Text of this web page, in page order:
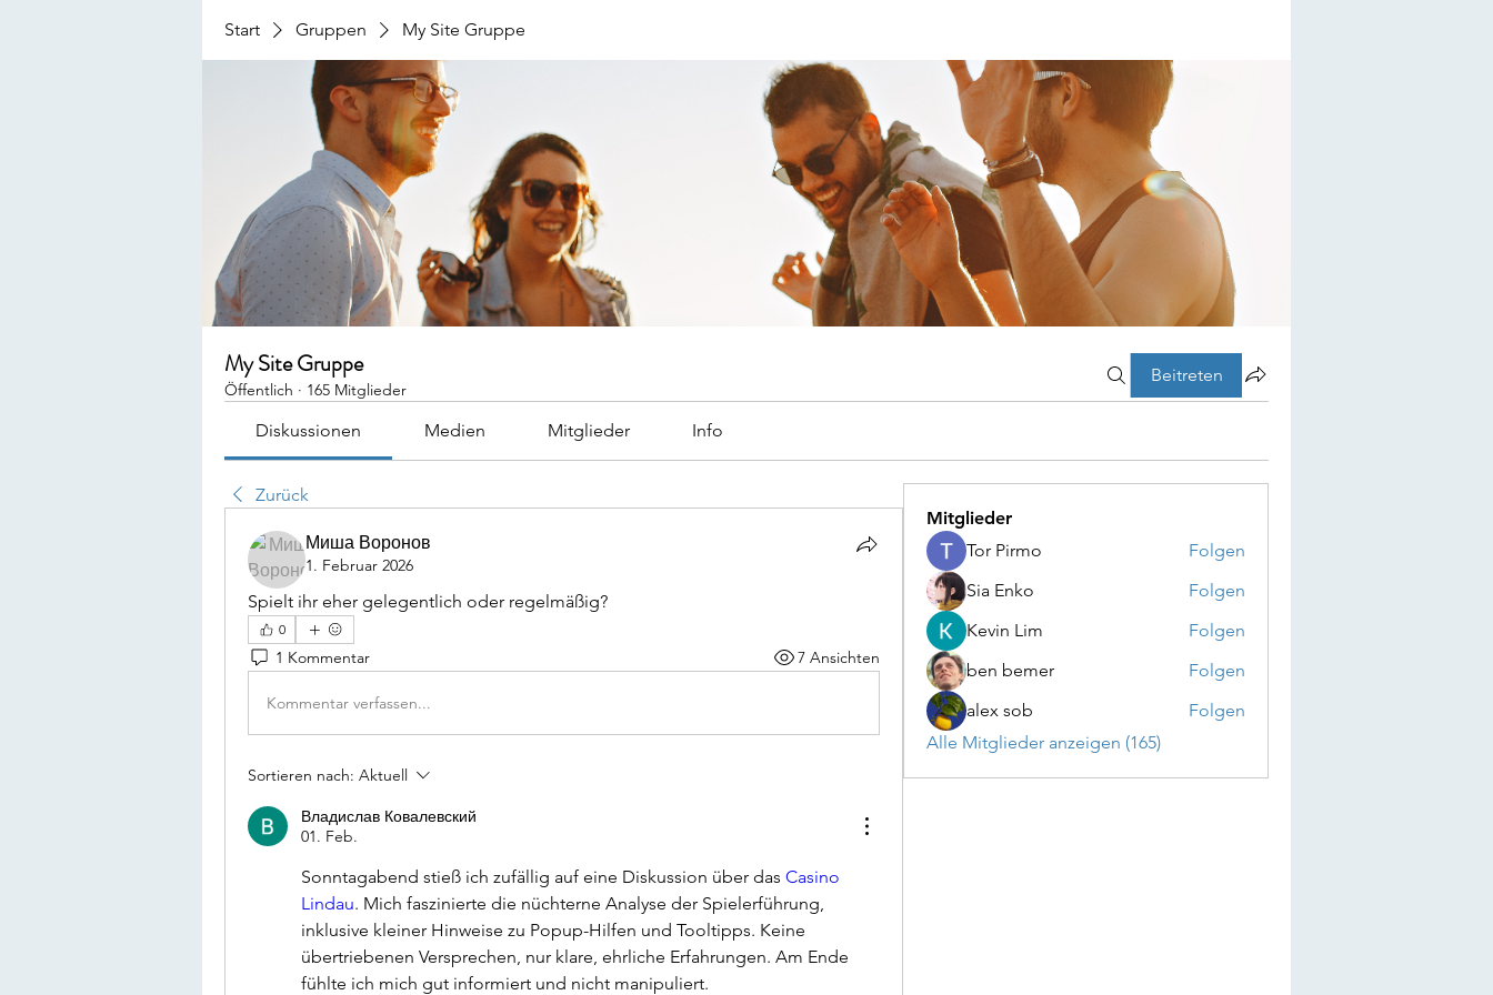
Start Gruppen My Site Gruppe
My Site Gruppe
Öffentlich · 165 Mitglieder
Beitreten
Diskussionen Medien Mitglieder Info
Zurück
Миша Воронов
1. Februar 2026
Spielt ihr eher gelegentlich oder regelmäßig?
0
1 Kommentar 7 Ansichten
Kommentar verfassen...
Sortieren nach: Aktuell
Владислав Ковалевский
01. Feb.
Sonntagabend stieß ich zufällig auf eine Diskussion über das Casino
Lindau. Mich faszinierte die nüchterne Analyse der Spielerführung,
inklusive kleiner Hinweise zu Popup-Hilfen und Tooltipps. Keine
übertriebenen Versprechen, nur klare, ehrliche Erfahrungen. Am Ende
fühlte ich mich gut informiert und nicht manipuliert.
Mitglieder
Tor Pirmo
Folgen
Sia Enko
Folgen
Kevin Lim
Folgen
ben bemer
Folgen
alex sob
Folgen
Alle Mitglieder anzeigen (165)